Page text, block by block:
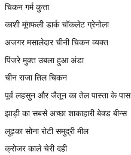
चिकन गर्म कुत्ता
काशी मूंगफली डार्क चॉकलेट ग्रेनोला
अजगर मसालेदार चीनी चिकन व्यक्त
पिंजरे मुक्त उबला हुआ अंडा
चीन राजा तिल चिकन
पूर्व लहसुन और जैतून का तेल पास्ता के पास
झाड़ी का सबसे अच्छा शाकाहारी बेक्ड बीन्स
लुढ़का सोना रोटी समुद्री मील
क्रोजर काले चेरी दही